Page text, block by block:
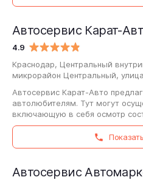
4.9
Автосервис Карат-
Краснодар, Центральный
микрорайон Центральный,
Автосервис Карат-Авто
автолюбителям. Тут могут
включающую в себя осмотр
средства и кузова, проверку
электрооборудования,…
Автосервис